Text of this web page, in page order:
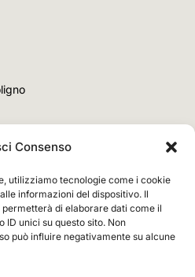
Consenso
utilizziamo tecnologie come i cookie
informazioni del dispositivo. Il
di elaborare dati come il
ID unici su questo sito. Non
può influire negativamente su alcune